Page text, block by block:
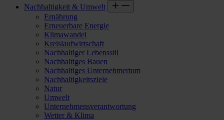
Nachhaltigkeit & Umwelt
Ernährung
Erneuerbare Energie
Klimawandel
Kreislaufwirtschaft
Nachhaltiger Lebensstil
Nachhaltiges Bauen
Nachhaltiges Unternehmertum
Nachhaltigkeitsziele
Natur
Umwelt
Unternehmensverantwortung
Wetter & Klima